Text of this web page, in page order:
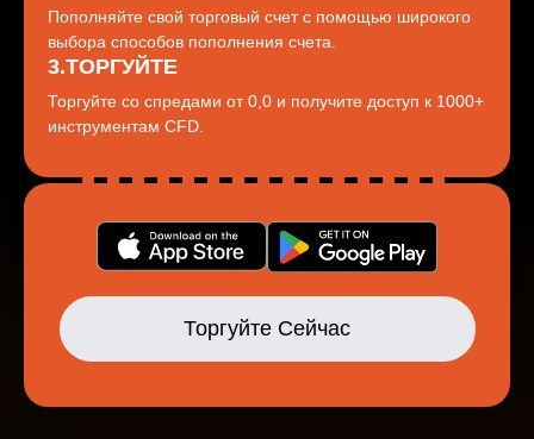
Пополняйте свой торговый счет с помощью широкого
выбора способов пополнения счета.
3.ТОРГУЙТЕ
Торгуйте со спредами от 0,0 и получите доступ к 1000+
инструментам CFD.
Торгуйте Сейчас